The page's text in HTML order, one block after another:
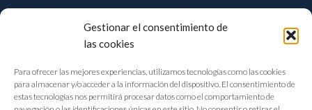
Gestionar el consentimiento de
las cookies
Para ofrecer las mejores experiencias, utilizamos tecnologías como las cookies
para almacenar y/o acceder a la información del dispositivo. El consentimiento de
estas tecnologías nos permitirá procesar datos como el comportamiento de